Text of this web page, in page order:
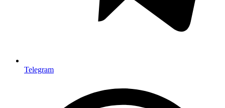
Telegram